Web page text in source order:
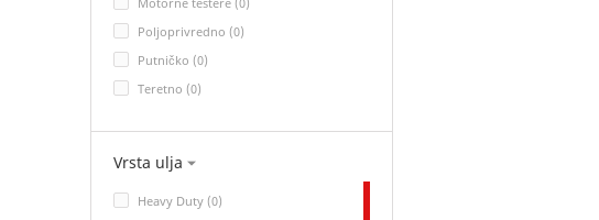
Poljoprivredno (0)
Putničko (0)
Teretno (0)
Vrsta ulja
Heavy Duty (0)